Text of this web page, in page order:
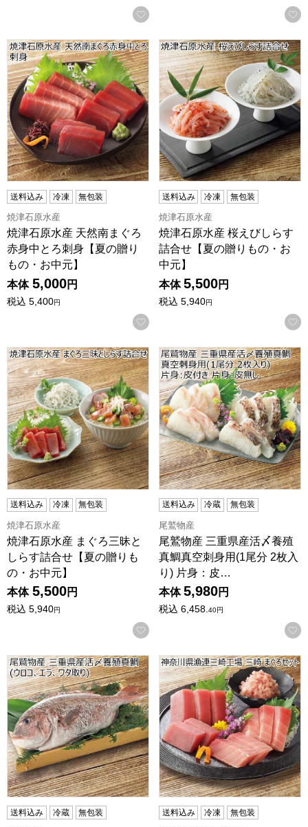
お気に入りに登録する
焼津石原水産 天然南まぐろ赤身中とろ刺身【夏の贈りもの
送料込み 冷凍 無包装
焼津石原水産
焼津石原水産 天然南まぐろ
赤身中とろ刺身【夏の贈り
もの・お中元】
本体 5,000円
税込 5,400円
お気に入りに登録する
焼津石原水産 桜えびしらす
送料込み 冷凍 無包装
焼津石原水産
焼津石原水産 桜えびしらす
詰合せ【夏の贈りもの・お
中元】
本体 5,500円
税込 5,940円
焼津石原水産 まぐろ三昧としらす詰合せ【夏の贈りもの・
送料込み 冷凍 無包装
焼津石原水産
焼津石原水産 まぐろ三昧と
しらす詰合せ【夏の贈りも
の・お中元】
本体 5,500円
税込 5,940円
お気に入りに登録する
尾鷲物産 三重県産活〆養殖
送料込み 冷蔵 無包装
尾鷲物産
尾鷲物産 三重県産活〆養殖
真鯛真空刺身用(1尾分 2枚入
り) 片身：皮…
本体 5,980円
税込 6,458.40円
尾鷲物産 三重県産活〆養殖真鯛(ウロコ、エラ、ワタ取り)【
送料込み 冷蔵 無包装
神奈川県漁連三崎工場 三崎
送料込み 冷凍 無包装